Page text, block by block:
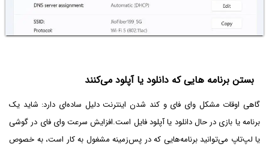
بستن برنامه هایی که دانلود یا آپلود می‌کنند
گاهی اوقات مشکل وای فای و کند شدن اینترنت دلیل ساده‌ای دارد: شاید یک
برنامه یا بازی در حال دانلود یا آپلود فایل است.افزایش سرعت وای فای در گوشی
یا لپ‌تاپ می‌توانید برنامه‌هایی که در پس‌زمینه مشغول به کار است، به خصوص